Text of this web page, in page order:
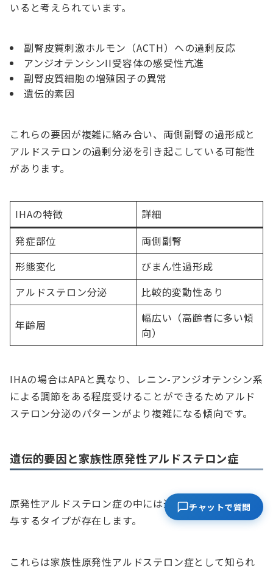
いると考えられています。
副腎皮質刺激ホルモン（ACTH）への過剰反応
アンジオテンシンII受容体の感受性亢進
副腎皮質細胞の増殖因子の異常
遺伝的素因
これらの要因が複雑に絡み合い、両側副腎の過形成と
アルドステロンの過剰分泌を引き起こしている可能性
があります。
IHAの特徴
詳細
発症部位
両側副腎
形態変化
びまん性過形成
アルドステロン分泌
比較的変動性あり
年齢層
幅広い（高齢者に多い傾
向）
IHAの場合はAPAと異なり、レニン-アンジオテンシン系
による調節をある程度受けることができるためアルド
ステロン分泌のパターンがより複雑になる傾向です。
遺伝的要因と家族性原発性アルドステロン症
原発性アルドステロン症の中には遺伝的要因が強く関
与するタイプが存在します。
これらは家族性原発性アルドステロン症として知られ
チャットで質問